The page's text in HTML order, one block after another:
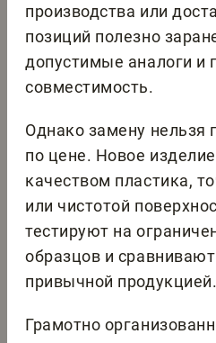
производства или
позиций полезно
допустимые аналоги и
совместимость.
Однако замену нельзя
по цене. Новое
качеством пластика,
или чистотой
тестируют на
образцов и
привычной продукцией.
Грамотно